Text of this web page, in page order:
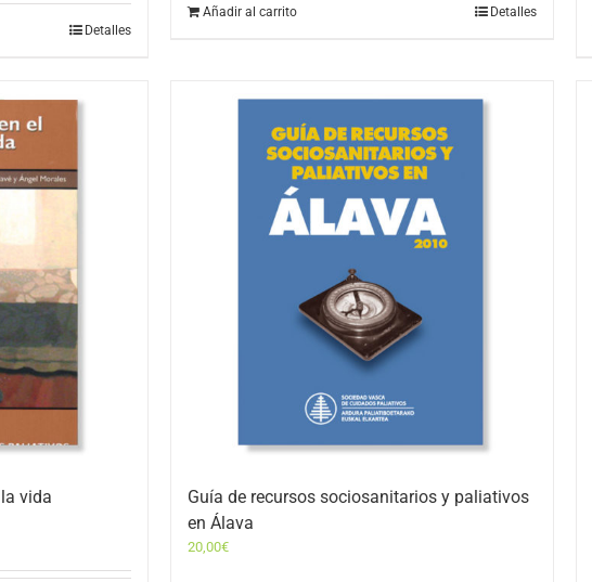
Detalles
Añadir al carrito Detalles
vida
Guía de recursos sociosanitarios y paliativos
en Álava
20,00€